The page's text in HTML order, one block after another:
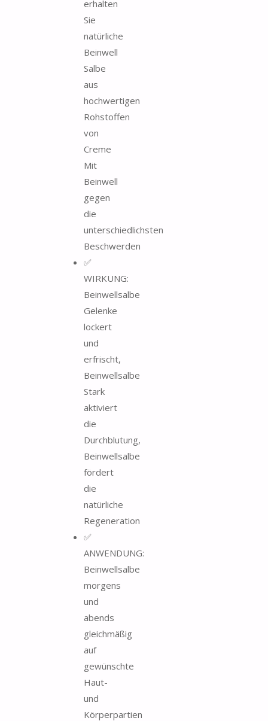
erhalten
Sie
natürliche
Beinwell
Salbe
aus
hochwertigen
Rohstoffen
von
Creme
Mit
Beinwell
gegen
die
unterschiedlichsten
Beschwerden
✅
WIRKUNG:
Beinwellsalbe
Gelenke
lockert
und
erfrischt,
Beinwellsalbe
Stark
aktiviert
die
Durchblutung,
Beinwellsalbe
fördert
die
natürliche
Regeneration
✅
ANWENDUNG:
Beinwellsalbe
morgens
und
abends
gleichmäßig
auf
gewünschte
Haut-
und
Körperpartien